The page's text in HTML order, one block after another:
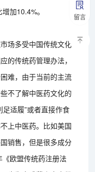
留言
加10.4%。
场多受中国传统文化
的传统药管理办法，
难，由于当前的主流
不了解中医药文化的
适履”或者直接作食
上中医药。比如美国
销售，但是很多成分
欧盟传统药注册法